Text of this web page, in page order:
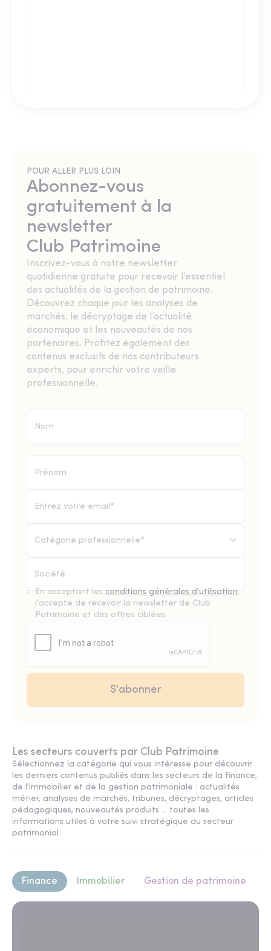
POUR ALLER PLUS LOIN
Abonnez-vous
gratuitement à la
newsletter
Club Patrimoine
Inscrivez-vous à notre newsletter
quotidienne gratuite pour recevoir l’essentiel
des actualités de la gestion de patrimoine.
Découvrez chaque jour les analyses de
marchés, le décryptage de l’actualité
économique et les nouveautés de nos
partenaires. Profitez également des
contenus exclusifs de nos contributeurs
experts, pour enrichir votre veille
professionnelle.
Catégorie professionnelle*
En acceptant les conditions générales d'utilisation,
j'accepte de recevoir la newsletter de Club
Patrimoine et des offres ciblées.
Les secteurs couverts par Club Patrimoine
Sélectionnez la catégorie qui vous intéresse pour découvrir
les derniers contenus publiés dans les secteurs de la finance,
de l'immobilier et de la gestion patrimoniale : actualités
métier, analyses de marchés, tribunes, décryptages, articles
pédagogiques, nouveautés produits ... toutes les
informations utiles à votre suivi stratégique du secteur
patrimonial.
Finance Immobilier Gestion de patrimoine